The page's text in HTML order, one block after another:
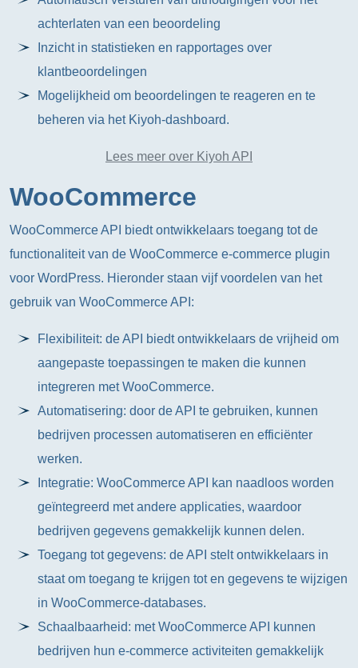
achterlaten van een beoordeling
Inzicht in statistieken en rapportages over
klantbeoordelingen
Mogelijkheid om beoordelingen te reageren en te
beheren via het Kiyoh-dashboard.
Lees meer over Kiyoh API
WooCommerce
WooCommerce API biedt ontwikkelaars toegang tot de
functionaliteit van de WooCommerce e-commerce plugin
voor WordPress. Hieronder staan vijf voordelen van het
gebruik van WooCommerce API:
Flexibiliteit: de API biedt ontwikkelaars de vrijheid om
aangepaste toepassingen te maken die kunnen
integreren met WooCommerce.
Automatisering: door de API te gebruiken, kunnen
bedrijven processen automatiseren en efficiënter
werken.
Integratie: WooCommerce API kan naadloos worden
geïntegreerd met andere applicaties, waardoor
bedrijven gegevens gemakkelijk kunnen delen.
Toegang tot gegevens: de API stelt ontwikkelaars in
staat om toegang te krijgen tot en gegevens te wijzigen
in WooCommerce-databases.
Schaalbaarheid: met WooCommerce API kunnen
bedrijven hun e-commerce activiteiten gemakkelijk